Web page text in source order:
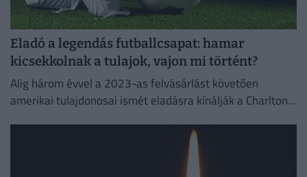
Eladó a legendás futballcsapat: hamar
kicsekkolnak a tulajok, vajon mi történt?
Alig három évvel a 2023-as felvásárlást követően
amerikai tulajdonosai ismét eladásra kínálják a Charlton